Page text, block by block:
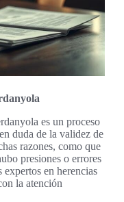
es un proceso
duda de la validez de
razones, como que
presiones o errores
en herencias
la atención